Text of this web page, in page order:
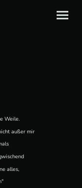
Weile.
außer mir
alles,